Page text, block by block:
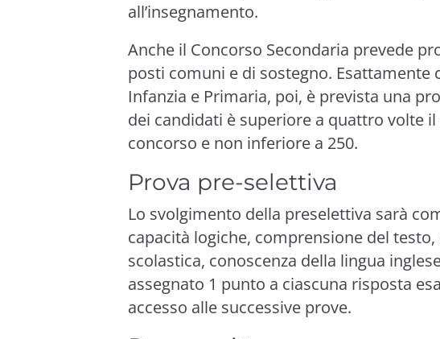
all’insegnamento.
Anche il Concorso Secondaria prevede
posti comuni e di sostegno. Esattamente
Infanzia e Primaria, poi, è prevista una
dei candidati è superiore a quattro volte
concorso e non inferiore a 250.
Prova pre-selettiva
Lo svolgimento della preselettiva sarà
capacità logiche, comprensione del
scolastica, conoscenza della lingua
assegnato 1 punto a ciascuna risposta
accesso alle successive prove.